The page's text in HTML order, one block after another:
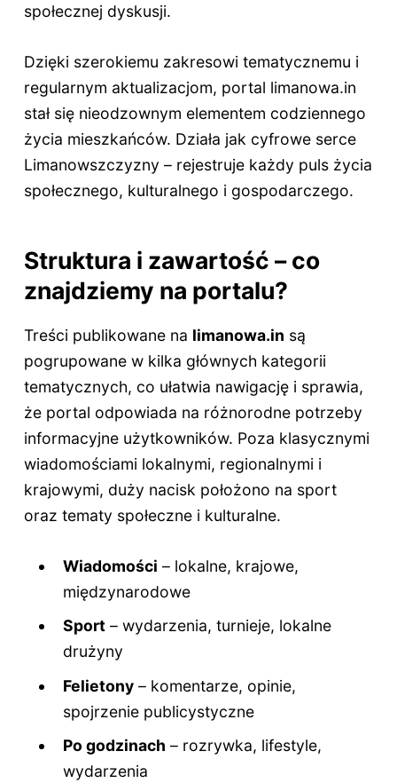
społecznej dyskusji.
Dzięki szerokiemu zakresowi tematycznemu i
regularnym aktualizacjom, portal limanowa.in
stał się nieodzownym elementem codziennego
życia mieszkańców. Działa jak cyfrowe serce
Limanowszczyzny – rejestruje każdy puls życia
społecznego, kulturalnego i gospodarczego.
Struktura i zawartość – co
znajdziemy na portalu?
Treści publikowane na limanowa.in są
pogrupowane w kilka głównych kategorii
tematycznych, co ułatwia nawigację i sprawia,
że portal odpowiada na różnorodne potrzeby
informacyjne użytkowników. Poza klasycznymi
wiadomościami lokalnymi, regionalnymi i
krajowymi, duży nacisk położono na sport
oraz tematy społeczne i kulturalne.
Wiadomości – lokalne, krajowe,
międzynarodowe
Sport – wydarzenia, turnieje, lokalne
drużyny
Felietony – komentarze, opinie,
spojrzenie publicystyczne
Po godzinach – rozrywka, lifestyle,
wydarzenia